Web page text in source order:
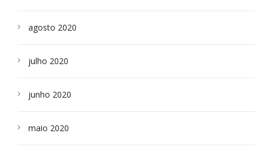
agosto 2020
julho 2020
junho 2020
maio 2020